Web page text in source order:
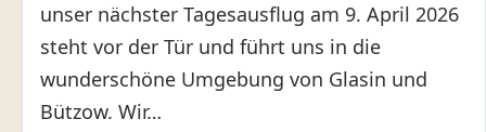
unser nächster Tagesausflug am 9. April 2026
steht vor der Tür und führt uns in die
wunderschöne Umgebung von Glasin und
Bützow. Wir…